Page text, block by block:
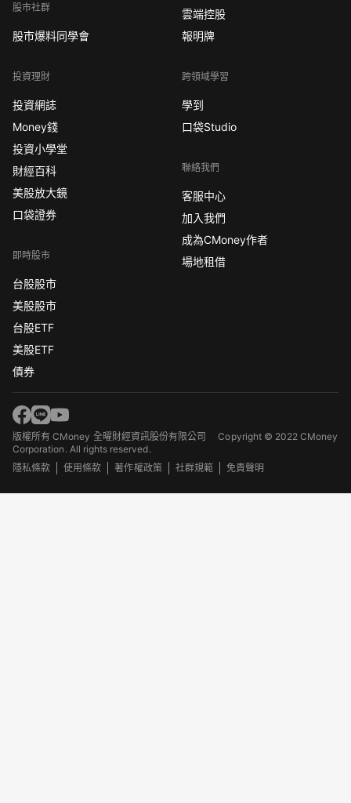
股市社群
股市爆料同學會
投資理財
投資網誌
Money錢
投資小學堂
財經百科
美股放大鏡
口袋證券
即時股市
台股股市
美股股市
台股ETF
美股ETF
債券
雲端控股
報明牌
跨領域學習
學到
口袋Studio
聯絡我們
客服中心
加入我們
成為CMoney作者
場地租借
版權所有 CMoney 全曜財經資訊股份有限公司Copyright © 2022 CMoney
Corporation. All rights reserved.
隱私條款
使用條款 著作權政策 社群規範 免責聲明